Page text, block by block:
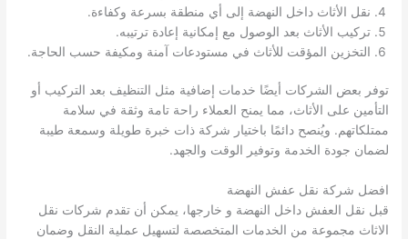
نقل الأثاث داخل النهضة إلى أي منطقة بسرعة وكفاءة.
تركيب الأثاث بعد الوصول مع إمكانية إعادة ترتيبه.
التخزين المؤقت للأثاث في مستودعات آمنة ومكيفة حسب الحاجة.
توفر بعض الشركات أيضًا خدمات إضافية مثل التنظيف بعد التركيب أو
التأمين على الأثاث، مما يمنح العملاء راحة تامة وثقة في سلامة
ممتلكاتهم. ويُنصح دائمًا باختيار شركة ذات خبرة طويلة وسمعة طيبة
لضمان جودة الخدمة وتوفير الوقت والجهد.
افضل شركة نقل عفش النهضة
قبل نقل العفش داخل النهضة و خارجها، يمكن أن تقدم شركات نقل
الاثاث مجموعة من الخدمات المتخصصة لتسهيل عملية النقل وضمان